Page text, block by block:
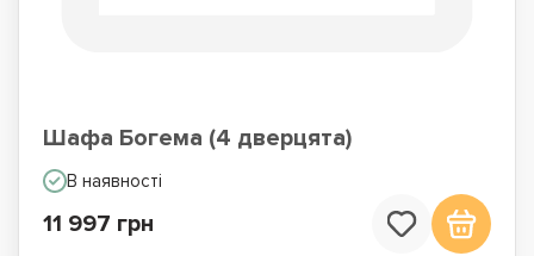
Шафа Богема (4 дверцята)
В наявності
11 997 грн